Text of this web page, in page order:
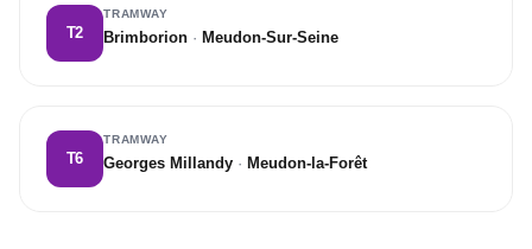
T2
TRAMWAY
Brimborion · Meudon-Sur-Seine
T6
TRAMWAY
Georges Millandy · Meudon-la-Forêt